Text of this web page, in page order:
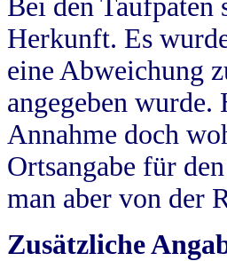
Bei den Taufpaten
Herkunft. Es
eine Abweichung
angegeben
Annahme doch
Ortsangabe für
man aber von der
Zusätzliche